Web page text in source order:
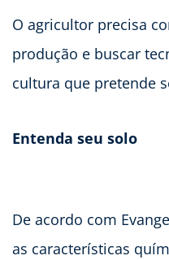
O agricultor precisa
produção e buscar
cultura que pretende
Entenda seu solo
De acordo com
as características